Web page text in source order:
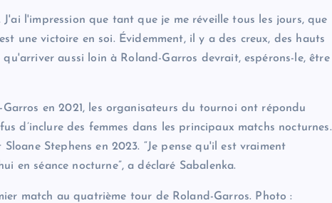
l'impression que tant que je me réveille tous les jours, que
une victoire en soi. Évidemment, il y a des creux, des hauts
aussi loin à Roland-Garros devrait, espérons-le, être
en 2021, les organisateurs du tournoi ont répondu
d’inclure des femmes dans les principaux matchs nocturnes.
Stephens en 2023. “Je pense qu'il est vraiment
en séance nocturne”, a déclaré Sabalenka.
match au quatrième tour de Roland-Garros. Photo :